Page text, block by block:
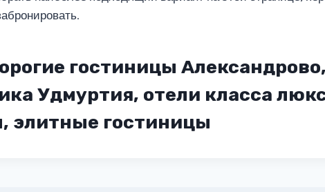
гостиницы
Удмуртия, отели класса
элитные гостиницы